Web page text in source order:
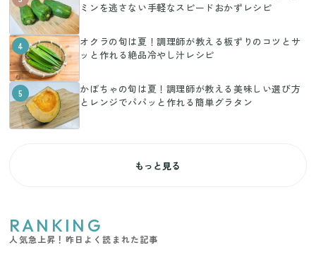
ミンを逃さない手軽なスピードおかずレシピ
4
オクラの旬は夏！調理師が教える板ずりのコツとサ
ッと作れる絶品冷やし汁レシピ
5
かぼちゃの旬は夏！調理師が教える美味しい選び方
とレンジでパパッと作れる簡単グラタン
もっと見る
RANKING
人気急上昇！昨日よく読まれた記事